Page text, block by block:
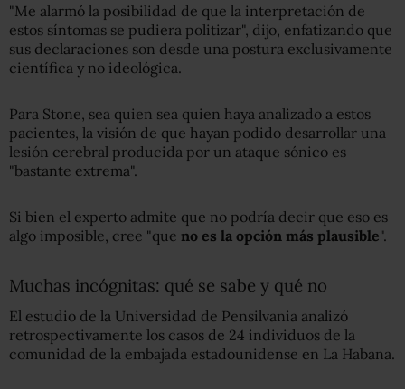
"Me alarmó la posibilidad de que la interpretación de
estos síntomas se pudiera politizar", dijo, enfatizando que
sus declaraciones son desde una postura exclusivamente
científica y no ideológica.
Para Stone, sea quien sea quien haya analizado a estos
pacientes, la visión de que hayan podido desarrollar una
lesión cerebral producida por un ataque sónico es
"bastante extrema".
Si bien el experto admite que no podría decir que eso es
algo imposible, cree "que no es la opción más plausible".
Muchas incógnitas: qué se sabe y qué no
El estudio de la Universidad de Pensilvania analizó
retrospectivamente los casos de 24 individuos de la
comunidad de la embajada estadounidense en La Habana.